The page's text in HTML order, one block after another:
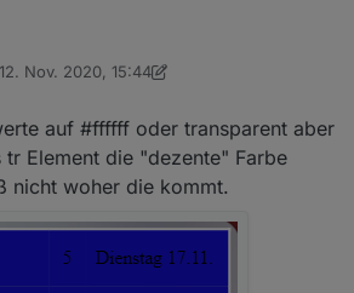
geht nicht
6 stellige
12. Nov. 2020, 15:44
von FuXXz211. Dez. 2020, 16:44
auf #ffffff oder transparent aber
Element die "dezente" Farbe
nicht woher die kommt.